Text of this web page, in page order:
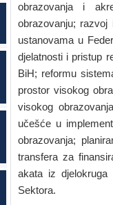
obrazovanja i
obrazovanju;
ustanovama u
djelatnosti i pristup
BiH; reformu
prostor visokog
visokog
učešće u
obrazovanja;
transfera za
akata iz
Sektora.